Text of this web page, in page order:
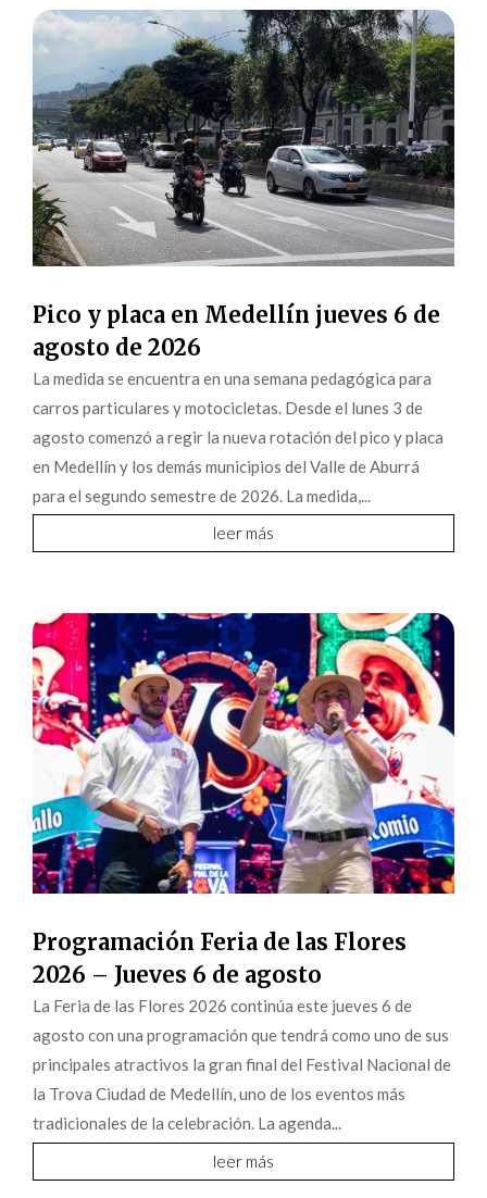
Pico y placa en Medellín jueves 6 de
agosto de 2026
La medida se encuentra en una semana pedagógica para
carros particulares y motocicletas. Desde el lunes 3 de
agosto comenzó a regir la nueva rotación del pico y placa
en Medellín y los demás municipios del Valle de Aburrá
para el segundo semestre de 2026. La medida,...
leer más
Programación Feria de las Flores
2026 – Jueves 6 de agosto
La Feria de las Flores 2026 continúa este jueves 6 de
agosto con una programación que tendrá como uno de sus
principales atractivos la gran final del Festival Nacional de
la Trova Ciudad de Medellín, uno de los eventos más
tradicionales de la celebración. La agenda...
leer más